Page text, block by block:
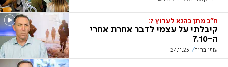
ח"כ מתן כהנא לערוץ 7:
קיבלתי על עצמי לדבר אחרת אחרי
ה-7.10
עוזי ברוך 24.11.23